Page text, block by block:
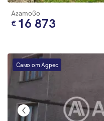
Агатово
16 873
Само от Адрес